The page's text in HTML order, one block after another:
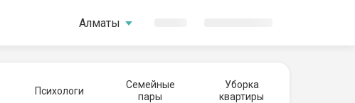
Алматы
Психологи
Семейные
пары
Уборка
квартиры